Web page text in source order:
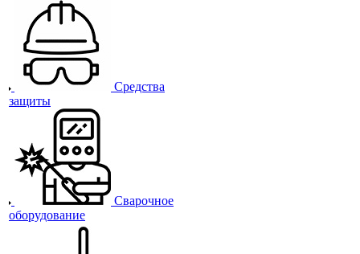
Средства
защиты
Сварочное
оборудование